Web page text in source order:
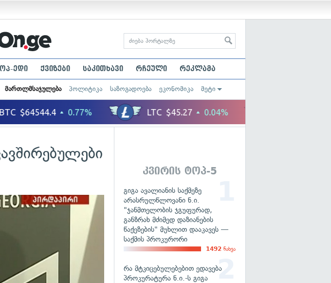
ოპ-ედი ქვიზები საკითხავი რჩეული რეკლამა
მართლმსაჯულება პოლიტიკა საზოგადოება ეკონომიკა მეტი
კვირის ტოპ-5
გიგა ავალიანის საქმეზე
არასრულწლოვანი ნ.ი.
"ჯანმთელობის ჯგუფურად,
განზრახ მძიმედ დაზიანების
წაქეზების" მუხლით დააკავეს —
საქმის პროკურორი
1492 ნახვა
რა მტკიცებულებებით ედავება
პროკურატურა ნ.ი.-ს გიგა